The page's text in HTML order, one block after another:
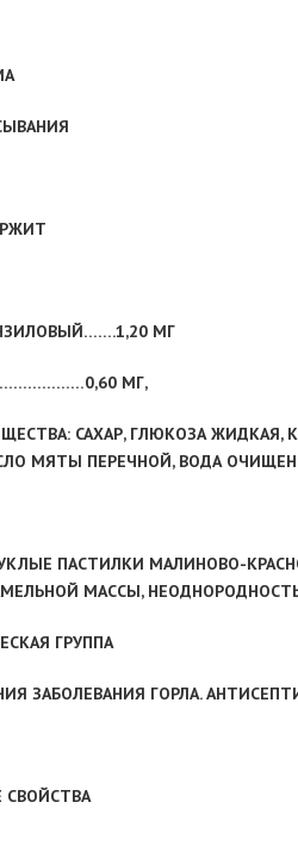
МГ
МГ,
: САХАР, ГЛЮКОЗА ЖИДКАЯ,
МЯТЫ ПЕРЕЧНОЙ, ВОДА
ПАСТИЛКИ МАЛИНОВО-
МАССЫ,
ГРУППА
ЗАБОЛЕВАНИЯ ГОРЛА.
СВОЙСТВА